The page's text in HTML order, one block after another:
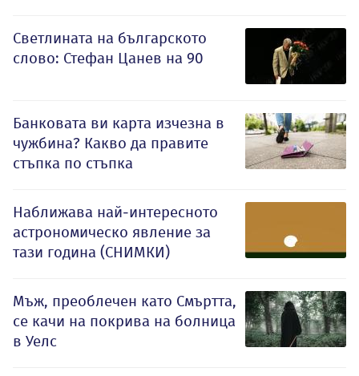
Светлината на българското
слово: Стефан Цанев на 90
Банковата ви карта изчезна в
чужбина? Какво да правите
стъпка по стъпка
Наближава най-интересното
астрономическо явление за
тази година (СНИМКИ)
Мъж, преоблечен като Смъртта,
се качи на покрива на болница
в Уелс